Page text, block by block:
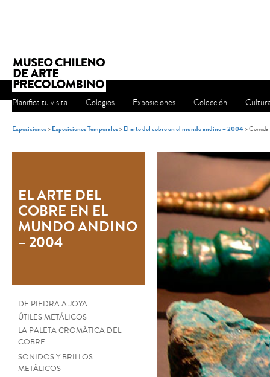
Planifica tu visita Colegios Exposiciones Colección
Exposiciones>Exposiciones Temporales>El arte del cobre en el mundo andino – 2004> Comida
EL ARTE DEL
COBRE EN EL
MUNDO ANDINO
– 2004
DE PIEDRA A JOYA
ÚTILES METÁLICOS
LA PALETA CROMÁTICA DEL
COBRE
SONIDOS Y BRILLOS
METÁLICOS